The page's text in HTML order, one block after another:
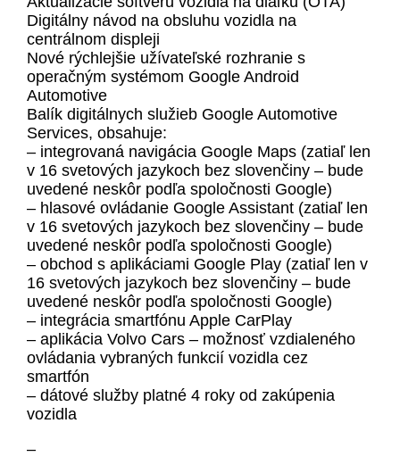
Digitálny návod na obsluhu vozidla na
centrálnom displeji
Nové rýchlejšie užívateľské rozhranie s
operačným systémom Google Android
Automotive
Balík digitálnych služieb Google Automotive
Services, obsahuje:
– integrovaná navigácia Google Maps (zatiaľ len
v 16 svetových jazykoch bez slovenčiny – bude
uvedené neskôr podľa spoločnosti Google)
– hlasové ovládanie Google Assistant (zatiaľ len
v 16 svetových jazykoch bez slovenčiny – bude
uvedené neskôr podľa spoločnosti Google)
– obchod s aplikáciami Google Play (zatiaľ len v
16 svetových jazykoch bez slovenčiny – bude
uvedené neskôr podľa spoločnosti Google)
– integrácia smartfónu Apple CarPlay
– aplikácia Volvo Cars – možnosť vzdialeného
ovládania vybraných funkcií vozidla cez
smartfón
– dátové služby platné 4 roky od zakúpenia
vozidla
–